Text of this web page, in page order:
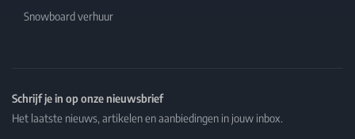
Snowboard verhuur
Schrijf je in op onze nieuwsbrief
Het laatste nieuws, artikelen en aanbiedingen in jouw inbox.